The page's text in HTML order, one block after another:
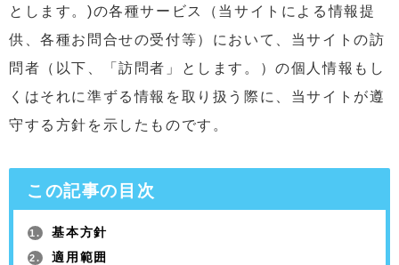
とします。)の各種サービス（当サイトによる情報提
供、各種お問合せの受付等）において、当サイトの訪
問者（以下、「訪問者」とします。）の個人情報もし
くはそれに準ずる情報を取り扱う際に、当サイトが遵
守する方針を示したものです。
この記事の目次
1. 基本方針
2. 適用範囲